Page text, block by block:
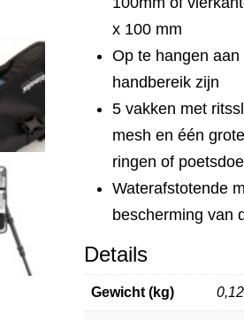
x 100 mm
Op te hangen
handbereik zijn
5 vakken met
mesh en één
ringen of
Waterafstotende
bescherming van
Details
Gewicht (kg) 0,12